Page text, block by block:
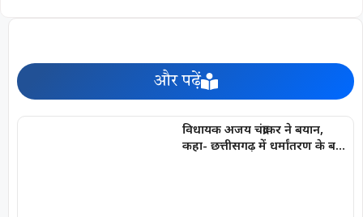
और पढ़ें
विधायक अजय चंद्राकर ने बयान,
कहा- छत्तीसगढ़ में धर्मांतरण के बड़े